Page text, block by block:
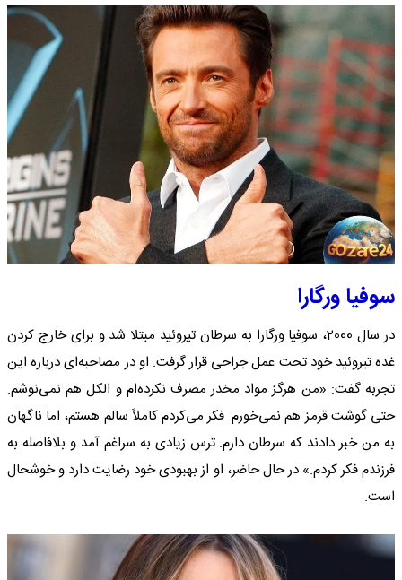
سوفیا ورگارا
در سال 2000، سوفیا ورگارا به سرطان تیروئید مبتلا شد و برای خارج کردن
غده تیروئید خود تحت عمل جراحی قرار گرفت. او در مصاحبه‌ای درباره این
تجربه گفت: «من هرگز مواد مخدر مصرف نکرده‌ام و الکل هم نمی‌نوشم.
حتی گوشت قرمز هم نمی‌خورم. فکر می‌کردم کاملاً سالم هستم، اما ناگهان
به من خبر دادند که سرطان دارم. ترس زیادی به سراغم آمد و بلافاصله به
فرزندم فکر کردم.» در حال حاضر، او از بهبودی خود رضایت دارد و خوشحال
است.